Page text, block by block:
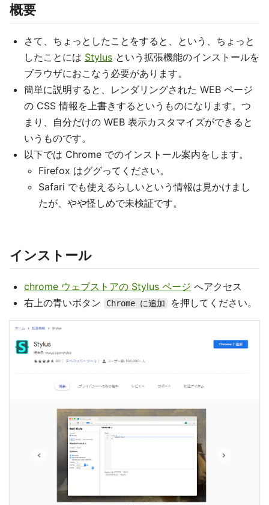
概要
さて、ちょっとしたことをすると、という、ちょっと
したことには Stylus という拡張機能のインストールを
ブラウザにおこなう必要があります。
簡単に説明すると、レンダリングされた WEB ページ
の CSS 情報を上書きするというものになります。つ
まり、自分だけの WEB 表示カスタマイズができると
いうものです。
以下では Chrome でのインストール案内をします。
Firefox はググってください。
Safari でも使えるらしいという情報は見かけまし
たが、やや怪しめで未検証です。
インストール
chrome ウェブストアの Stylus ページ へアクセス
右上の青いボタン
Chrome に追加 を押してください。